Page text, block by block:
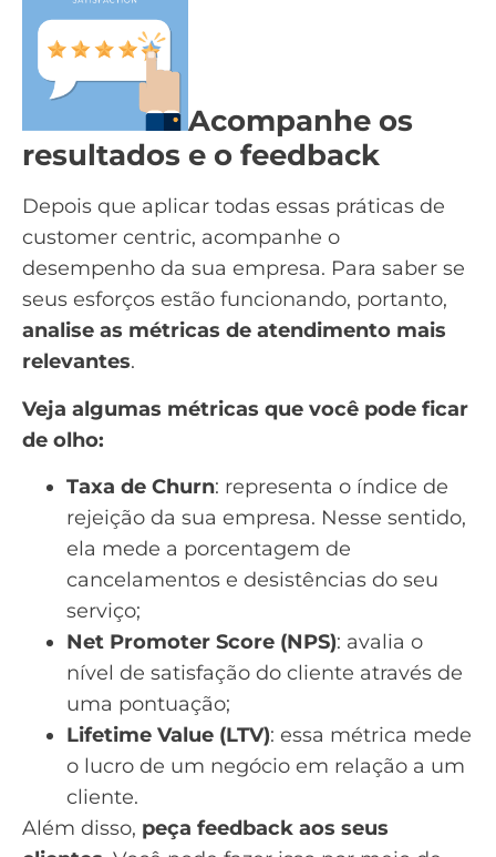
Acompanhe os
resultados e o feedback
Depois que aplicar todas essas práticas de
customer centric, acompanhe o
desempenho da sua empresa. Para saber se
seus esforços estão funcionando, portanto,
analise as métricas de atendimento mais
relevantes.
Veja algumas métricas que você pode ficar
de olho:
Taxa de Churn: representa o índice de
rejeição da sua empresa. Nesse sentido,
ela mede a porcentagem de
cancelamentos e desistências do seu
serviço;
Net Promoter Score (NPS): avalia o
nível de satisfação do cliente através de
uma pontuação;
Lifetime Value (LTV): essa métrica mede
o lucro de um negócio em relação a um
cliente.
Além disso, peça feedback aos seus